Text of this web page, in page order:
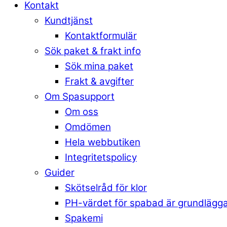
Kontakt
Kundtjänst
Kontaktformulär
Sök paket & frakt info
Sök mina paket
Frakt & avgifter
Om Spasupport
Om oss
Omdömen
Hela webbutiken
Integritetspolicy
Guider
Skötselråd för klor
PH-värdet för spabad är
Spakemi